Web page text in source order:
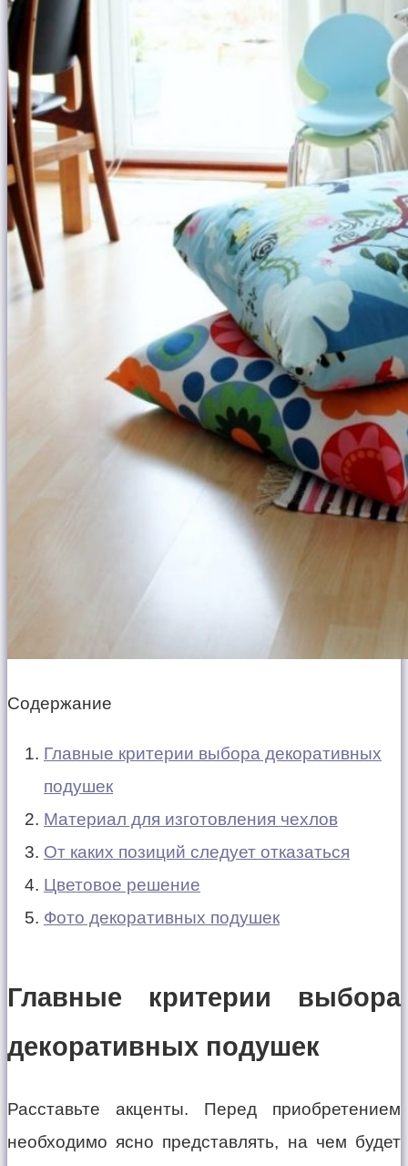
Содержание
Главные критерии выбора декоративных
подушек
Материал для изготовления чехлов
От каких позиций следует отказаться
Цветовое решение
Фото декоративных подушек
Главные критерии выбора
декоративных подушек
Расставьте акценты. Перед приобретением
необходимо ясно представлять, на чем будет